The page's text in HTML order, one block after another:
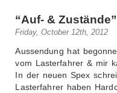
“Auf- &
Friday, October 12th, 2012
Aussendung hat
vom Lasterfahrer & mir
In der neuen Spex
Lasterfahrer haben